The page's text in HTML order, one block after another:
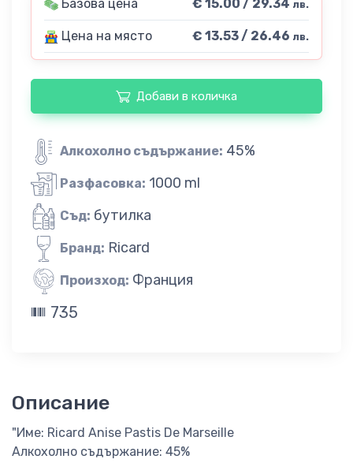
Базова цена € 15.00 / 29.34 лв.
Цена на място € 13.53 / 26.46 лв.
Добави в количка
Алкохолно съдържание: 45%
Разфасовка: 1000 ml
Съд: бутилка
Бранд: Ricard
Произход: Франция
735
Описание
"Име: Ricard Anise Pastis De Marseille
Алкохолно съдържание: 45%